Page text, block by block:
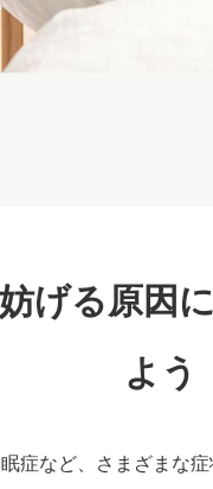
げる原因
よう
症など、さまざまな症